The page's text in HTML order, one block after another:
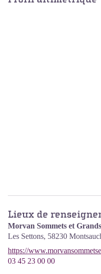
Lieux de
Morvan Sommets et
Les Settons, 58230
https://
03 45 23 00 00